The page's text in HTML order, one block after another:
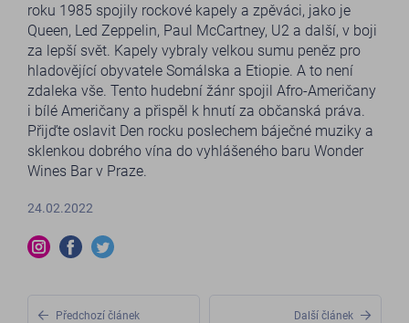
roku 1985 spojily rockové kapely a zpěváci, jako je
Queen, Led Zeppelin, Paul McCartney, U2 a další, v boji
za lepší svět. Kapely vybraly velkou sumu peněz pro
hladovějící obyvatele Somálska a Etiopie. A to není
zdaleka vše. Tento hudební žánr spojil Afro-Američany
i bílé Američany a přispěl k hnutí za občanská práva.
Přijďte oslavit Den rocku poslechem báječné muziky a
sklenkou dobrého vína do vyhlášeného baru Wonder
Wines Bar v Praze.
24.02.2022
Předchozí článek Další článek